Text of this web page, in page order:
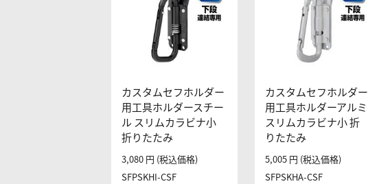
カスタムセフホルダー
用工具ホルダースチー
ル スリムカラビナ小
折りたたみ
SFPSKHI-CSF
3,080 円 (税込価格)
カスタムセフホルダー
用工具ホルダーアルミ
スリムカラビナ小 折
りたたみ
SFPSKHA-CSF
5,005 円 (税込価格)